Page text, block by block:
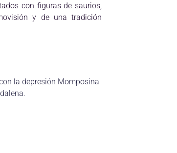
con figuras de saurios,
y de una tradición
la depresión Momposina